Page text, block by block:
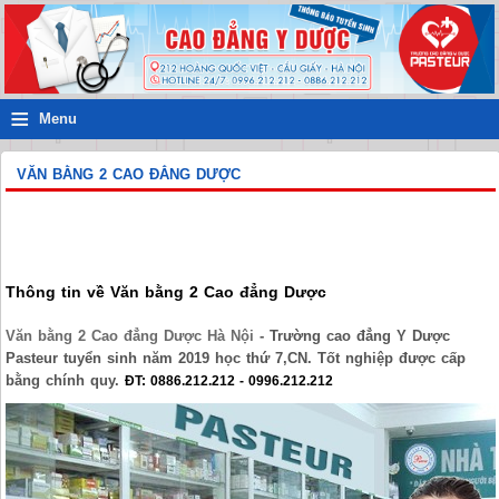
≡ Menu
VĂN BẰNG 2 CAO ĐẲNG DƯỢC
Thông tin về Văn bằng 2 Cao đẳng Dược
Văn bằng 2 Cao đẳng Dược Hà Nội - Trường cao đẳng Y Dược
Pasteur tuyển sinh năm 2019 học thứ 7,CN. Tốt nghiệp được cấp
bằng chính quy.ĐT: 0886.212.212 - 0996.212.212